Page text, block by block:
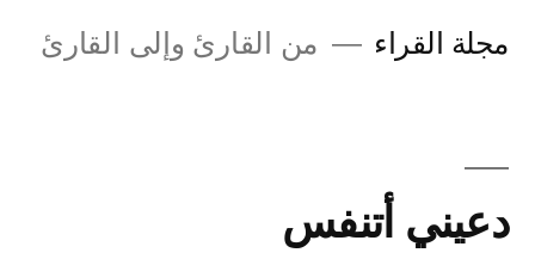
مجلة القراء من القارئ وإلى القارئ
دعيني أتنفس